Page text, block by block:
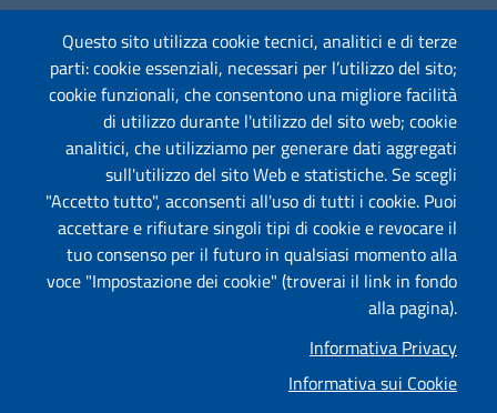
Amministrazione Trasparente
Segnalazione Illeciti(whistleblowing)
Albo on-line
Piè di pagina
Useful links section
Questo sito utilizza cookie tecnici, analitici e di terze
parti: cookie essenziali, necessari per l’utilizzo del sito;
cookie funzionali, che consentono una migliore facilità
di utilizzo durante l'utilizzo del sito web; cookie
analitici, che utilizziamo per generare dati aggregati
sull'utilizzo del sito Web e statistiche. Se scegli
"Accetto tutto", acconsenti all'uso di tutti i cookie. Puoi
accettare e rifiutare singoli tipi di cookie e revocare il
tuo consenso per il futuro in qualsiasi momento alla
voce "Impostazione dei cookie" (troverai il link in fondo
alla pagina).
Informativa Privacy
Informativa sui Cookie